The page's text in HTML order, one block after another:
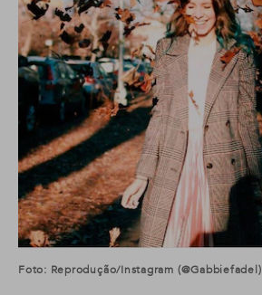
Foto: Reprodução/Instagram (@gabbiefadel)